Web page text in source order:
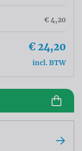
€ 4,20
€ 24,20
incl. BTW